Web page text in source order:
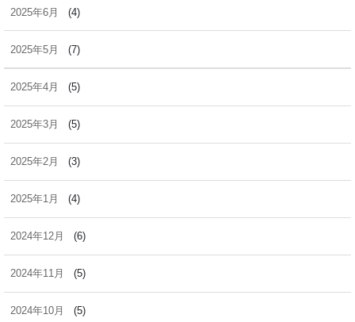
2025年6月 (4)
2025年5月 (7)
2025年4月 (5)
2025年3月 (5)
2025年2月 (3)
2025年1月 (4)
2024年12月 (6)
2024年11月 (5)
2024年10月 (5)